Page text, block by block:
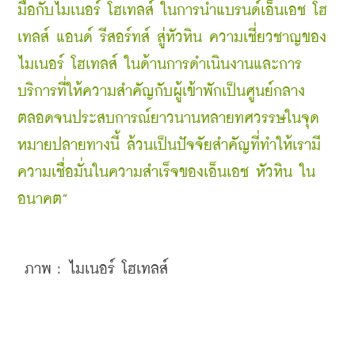
มือกับไมเนอร์ โฮเทลส์ ในการนำแบรนด์เอ็นเอช โฮ
เทลส์ แอนด์ รีสอร์ทส์ สู่หัวหิน ความเชี่ยวชาญของ
ไมเนอร์ โฮเทลส์ ในด้านการดำเนินงานและการ
บริการที่ให้ความสำคัญกับผู้เข้าพักเป็นศูนย์กลาง
ตลอดจนประสบการณ์ยาวนานหลายทศวรรษในจุด
หมายปลายทางนี้ ล้วนเป็นปัจจัยสำคัญที่ทำให้เรามี
ความเชื่อมั่นในความสำเร็จของเอ็นเอช หัวหิน ใน
อนาคต”
ภาพ : ไมเนอร์ โฮเทลส์